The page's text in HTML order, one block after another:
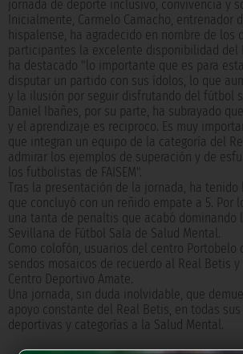
jornada de deporte inclusivo, convivencia y
Inicialmente, Carmelo Camacho, entrenador
hispalense, ha agradecido en nombre de los
participantes la excelente disponibilidad del
ha destacado "lo importante que es para
disputar un partido con sus ídolos, lo que
y la ilusión por seguir disfrutando del fútbol
Daniel Ibañes, por su parte, ha subrayado
y el aprendizaje es reciproco. Es muy
que integran un equipo de la categoría del
admirar los ejemplos de superación y de
los futbolistas de FAISEM".
Tras la presentación de la jornada, ha
que concluyó con un reñido empate a 5. Por
una tanta de penaltis que acabó dominando
Sevillana de Fútbol Sala de Salud Mental.
Como colofón, usuarios del centro Portobelo
sendos mosaicos de recuerdo al Real Betis y
Centro Deportivo Amate.
Una jornada, sin duda inolvidable, que
apoyo constante del Real Betis, en todas
deportivas y categorías a la Salud Mental.